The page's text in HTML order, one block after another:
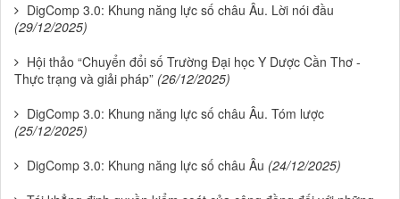
DigComp 3.0: Khung năng lực số châu Âu. Lời nói đầu
(29/12/2025)
Hội thảo “Chuyển đổi số Trường Đại học Y Dược Cần Thơ -
Thực trạng và giải pháp” (26/12/2025)
DigComp 3.0: Khung năng lực số châu Âu. Tóm lược
(25/12/2025)
DigComp 3.0: Khung năng lực số châu Âu (24/12/2025)